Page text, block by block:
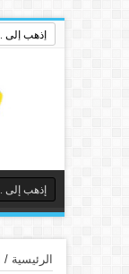
الرئيسية /